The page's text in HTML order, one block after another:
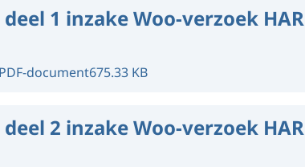
1 inzake Woo-verzoek
PDF-document675.33 KB
2 inzake Woo-verzoek